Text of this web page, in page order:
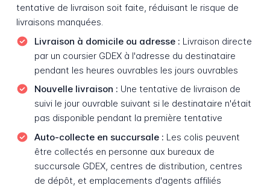
tentative de livraison soit faite, réduisant le risque de
livraisons manquées.
Livraison à domicile ou adresse : Livraison directe
par un coursier GDEX à l'adresse du destinataire
pendant les heures ouvrables les jours ouvrables
Nouvelle livraison : Une tentative de livraison de
suivi le jour ouvrable suivant si le destinataire n'était
pas disponible pendant la première tentative
Auto-collecte en succursale : Les colis peuvent
être collectés en personne aux bureaux de
succursale GDEX, centres de distribution, centres
de dépôt, et emplacements d'agents affiliés